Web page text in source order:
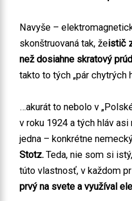
Navyše –
skonštruovaná tak, žeistič
než dosiahne skratový
takto to tých „pár chytrých
…akurát to nebolo v
v roku 1924 a tých hláv
jedna – konkrétne
Stotz. Teda, nie som si
túto vlastnosť, v každom
prvý na svete a využíval